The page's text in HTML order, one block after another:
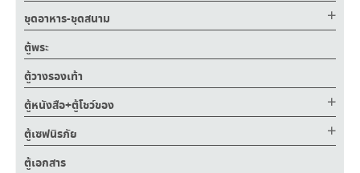
ชุดอาหาร-ชุดสนาม
ตู้พระ
ตู้วางรองเท้า
ตู้หนังสือ+ตู้โชว์ของ
ตู้เซฟนิรภัย
ตู้เอกสาร